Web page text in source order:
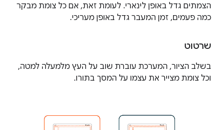
הצמתים גדל באופן לינארי. לעומת זאת, אם כל צומת מבקר
כמה פעמים, זמן המעבר גדל באופן מעריכי.
שרטוט
בשלב הציור, המערכת עוברת שוב על העץ מלמעלה למטה,
וכל צומת מצייר את עצמו על המסך בתורו.